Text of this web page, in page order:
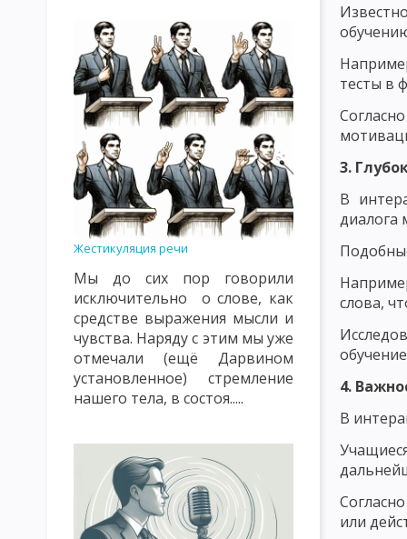
КОНТРОЛЬНО-РЕГУЛИРОВОЧНЫЙ КОМПОНЕНТ УЧЕБНОГО
ЗАКОНЫ ВОСПИТАНИЯ И ИХ ХАРАКТЕРИСТИКА
ХАРАКТЕРИСТИКА ПРИНЦИПОВ ВОСПИТАНИЯ
ПРИНЦИП ОБЩЕСТВЕННОЙ НАПРАВЛЕННОСТИ, СВЯЗИ С
ПРИНЦИП СУБЪЕКТ-СУБЪЕКТНЫЙ ХАРАКТЕР
ПРИНЦИП НАСТУПАТЕЛЬНОСТИ И АКТИВНОСТИ,
ПРИНЦИП ГУМАНИЗМА И ДЕМОКРАТИЗМА, ВЫСОКОЙ
ПРИНЦИПЫ, КАСАЮЩИЕСЯ СУБЪЕКТОВ ВОСПИТАНИЯ И
СОДЕРЖАНИЕ ВОСПИТАНИЯ КАК ПЕДАГОГИЧЕСКАЯ ПРОБЛЕМА
ОСНОВНАЯ ЦЕЛЬ И ЗАДАЧИ НАЦИОНАЛЬНОГО ВОСПИТАНИЯ
ПОНЯТИЕ О МЕТОДАХ ВОСПИТАНИЯ КЛАССИФИКАЦИЯ
ПЕДАГОГИЧЕСКАЯ ХАРАКТЕРИСТИКА СОЦИАЛЬНОЙ СРЕДЫ
ОСНОВНЫЕ ВОСПИТАТЕЛЬНЫЕ ФУНКЦИИ УЧЕБНОЙ СРЕДЫ
ЭТАПЫ И ПРИНЦИПЫ САМОВОСПИТАНИЯ МЕТОДЫ
ОСНОВЫ ПЕДАГОГИЧЕСКОГО МАСТЕРСТВА РАЗМЕЩЕНИЕ
Жестикуляция речи
Мы до сих пор говорили
исключительно о слове, как
средстве выражения мысли и
чувства. Наряду с этим мы уже
отмечали (ещё Дарвином
установленное) стремление
нашего тела, в состоя.....
тесты в
3.
В
диалога
слова,
4.
В
или